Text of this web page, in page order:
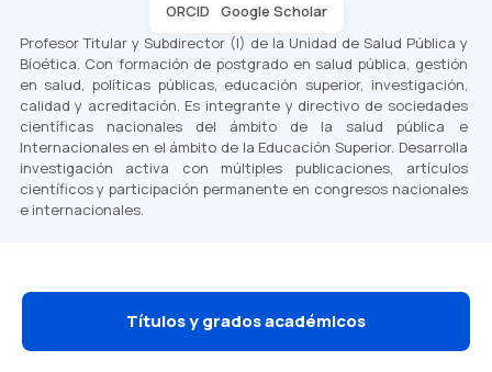
ORCID
Google Scholar
Profesor Titular y Subdirector (I) de la Unidad de Salud Pública y
Bioética. Con formación de postgrado en salud pública, gestión
en salud, políticas públicas, educación superior, investigación,
calidad y acreditación. Es integrante y directivo de sociedades
científicas nacionales del ámbito de la salud pública e
Internacionales en el ámbito de la Educación Superior. Desarrolla
investigación activa con múltiples publicaciones, artículos
científicos y participación permanente en congresos nacionales
e internacionales.
Títulos y grados académicos